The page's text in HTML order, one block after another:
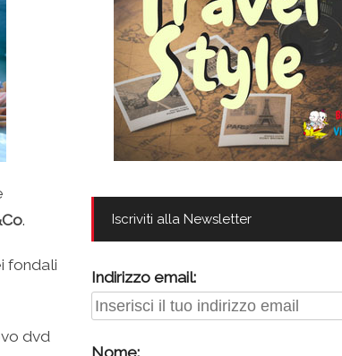
.
fondali
dvd
Iscriviti alla Newsletter
Indirizzo email: